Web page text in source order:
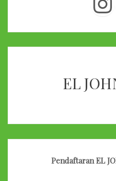
EL
Pendaftaran EL